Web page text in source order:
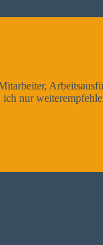
gut und sehr